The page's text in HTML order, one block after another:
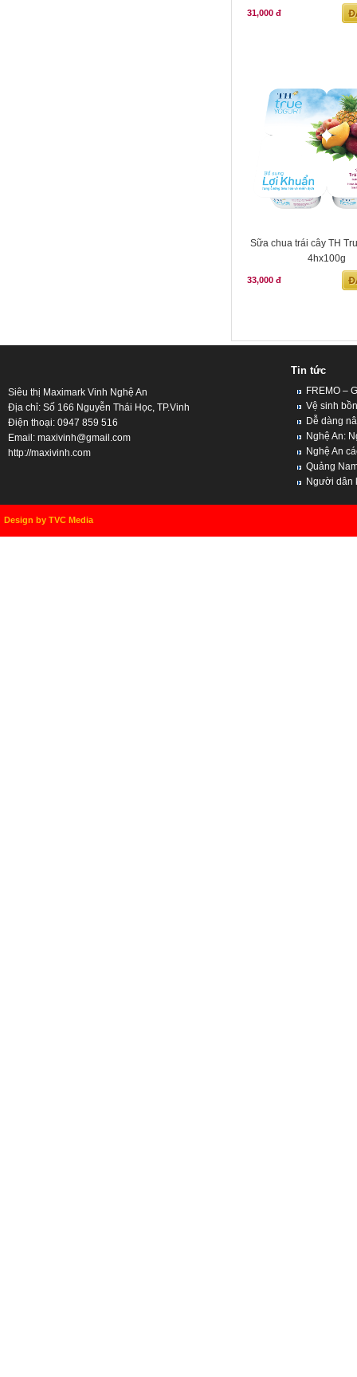
31,000 đ
Sữa chua trái cây TH
4hx100g
33,000 đ
Siêu thị Maximark Vinh Nghệ An
Địa chỉ: Số 166 Nguyễn Thái Học, TP.Vinh
Điện thoại: 0947 859 516
Email: maxivinh@gmail.com
http://maxivinh.com
Tin tức
FREMO –
Vệ sinh
Dễ dàng
Nghệ An:
Nghệ An
Quảng
Người dân
Design by TVC Media